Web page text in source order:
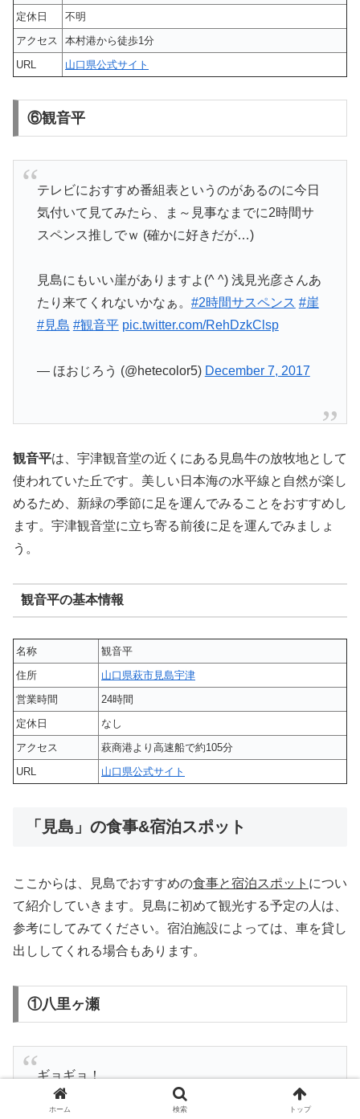
定休日
不明
アクセス
本村港から徒歩1分
URL
山口県公式サイト
⑥観音平
テレビにおすすめ番組表というのがあるのに今日
気付いて見てみたら、ま～見事なまでに2時間サ
スペンス推しでｗ (確かに好きだが…)
見島にもいい崖がありますよ(^ ^) 浅見光彦さんあ
たり来てくれないかなぁ。 #2時間サスペンス #崖
#見島 #観音平 pic.twitter.com/RehDzkClsp
— ほおじろう (@hetecolor5) December 7, 2017
観音平は、宇津観音堂の近くにある見島牛の放牧地として
使われていた丘です。美しい日本海の水平線と自然が楽し
めるため、新緑の季節に足を運んでみることをおすすめし
ます。宇津観音堂に立ち寄る前後に足を運んでみましょ
う。
観音平の基本情報
名称
観音平
住所
山口県萩市見島宇津
営業時間
24時間
定休日
なし
アクセス
萩商港より高速船で約105分
URL
山口県公式サイト
「見島」の食事&宿泊スポット
ここからは、見島でおすすめの食事と宿泊スポット につい
て紹介していきます。見島に初めて観光する予定の人は、
参考にしてみてください。宿泊施設によっては、車を貸し
出ししてくれる場合もあります。
①八里ヶ瀬
ギョギョ！
お刺身❤️
ホーム 検索 トップ